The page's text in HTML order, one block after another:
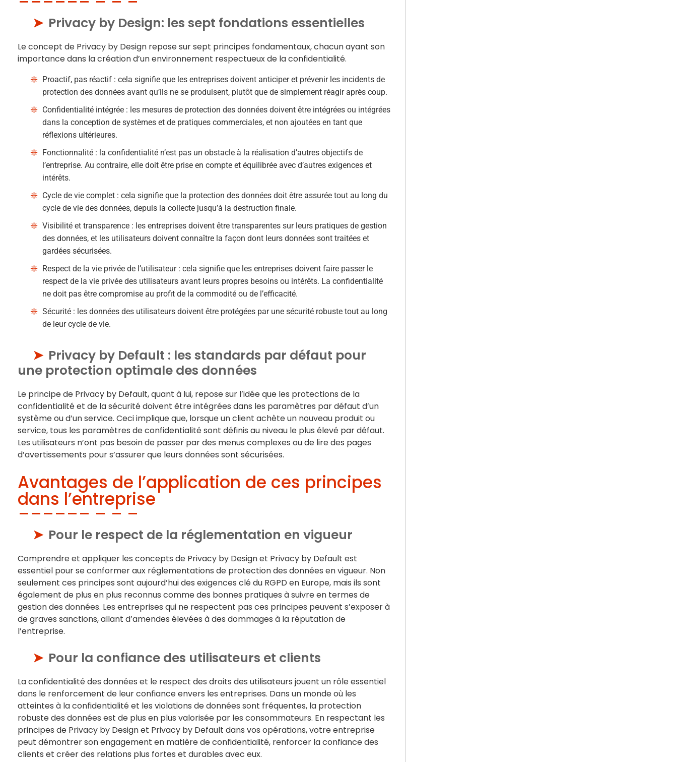
Privacy by Design: les sept fondations essentielles
Le concept de Privacy by Design repose sur sept principes fondamentaux, chacun ayant son
importance dans la création d’un environnement respectueux de la confidentialité.
Proactif, pas réactif : cela signifie que les entreprises doivent anticiper et prévenir les incidents de
protection des données avant qu’ils ne se produisent, plutôt que de simplement réagir après coup.
Confidentialité intégrée : les mesures de protection des données doivent être intégrées ou intégrées
dans la conception de systèmes et de pratiques commerciales, et non ajoutées en tant que
réflexions ultérieures.
Fonctionnalité : la confidentialité n’est pas un obstacle à la réalisation d’autres objectifs de
l’entreprise. Au contraire, elle doit être prise en compte et équilibrée avec d’autres exigences et
intérêts.
Cycle de vie complet : cela signifie que la protection des données doit être assurée tout au long du
cycle de vie des données, depuis la collecte jusqu’à la destruction finale.
Visibilité et transparence : les entreprises doivent être transparentes sur leurs pratiques de gestion
des données, et les utilisateurs doivent connaître la façon dont leurs données sont traitées et
gardées sécurisées.
Respect de la vie privée de l’utilisateur : cela signifie que les entreprises doivent faire passer le
respect de la vie privée des utilisateurs avant leurs propres besoins ou intérêts. La confidentialité
ne doit pas être compromise au profit de la commodité ou de l’efficacité.
Sécurité : les données des utilisateurs doivent être protégées par une sécurité robuste tout au long
de leur cycle de vie.
Privacy by Default : les standards par défaut pour
une protection optimale des données
Le principe de Privacy by Default, quant à lui, repose sur l’idée que les protections de la
confidentialité et de la sécurité doivent être intégrées dans les paramètres par défaut d’un
système ou d’un service. Ceci implique que, lorsque un client achète un nouveau produit ou
service, tous les paramètres de confidentialité sont définis au niveau le plus élevé par défaut.
Les utilisateurs n’ont pas besoin de passer par des menus complexes ou de lire des pages
d’avertissements pour s’assurer que leurs données sont sécurisées.
Avantages de l’application de ces principes
dans l’entreprise
Pour le respect de la réglementation en vigueur
Comprendre et appliquer les concepts de Privacy by Design et Privacy by Default est
essentiel pour se conformer aux réglementations de protection des données en vigueur. Non
seulement ces principes sont aujourd’hui des exigences clé du RGPD en Europe, mais ils sont
également de plus en plus reconnus comme des bonnes pratiques à suivre en termes de
gestion des données. Les entreprises qui ne respectent pas ces principes peuvent s’exposer à
de graves sanctions, allant d’amendes élevées à des dommages à la réputation de
l’entreprise.
Pour la confiance des utilisateurs et clients
La confidentialité des données et le respect des droits des utilisateurs jouent un rôle essentiel
dans le renforcement de leur confiance envers les entreprises. Dans un monde où les
atteintes à la confidentialité et les violations de données sont fréquentes, la protection
robuste des données est de plus en plus valorisée par les consommateurs. En respectant les
principes de Privacy by Design et Privacy by Default dans vos opérations, votre entreprise
peut démontrer son engagement en matière de confidentialité, renforcer la confiance des
clients et créer des relations plus fortes et durables avec eux.